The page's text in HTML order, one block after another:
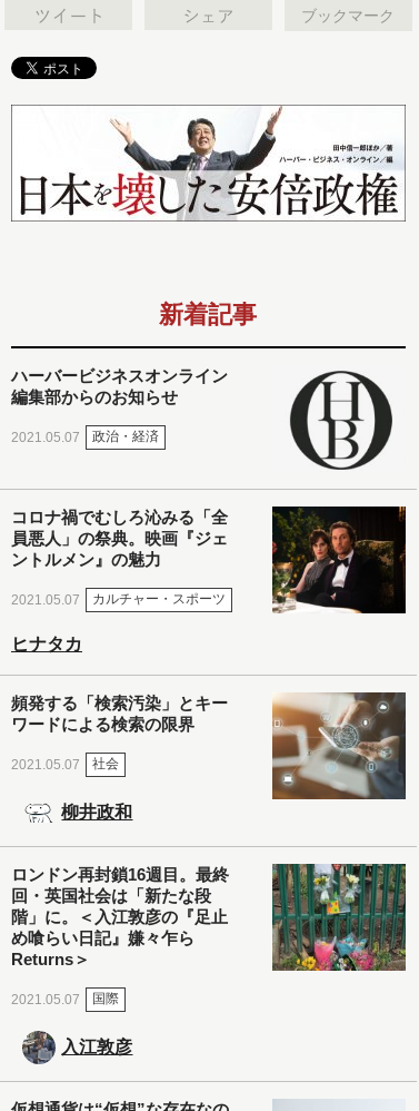
ブックマーク
新着記事
ハーバービジネスオンライン
編集部からのお知らせ
2021.05.07 政治・経済
コロナ禍でむしろ沁みる「全
員悪人」の祭典。映画『ジェ
ントルメン』の魅力
2021.05.07 カルチャー・スポーツ
ヒナタカ
頻発する「検索汚染」とキー
ワードによる検索の限界
2021.05.07 社会
柳井政和
ロンドン再封鎖16週目。最終
回・英国社会は「新たな段
階」に。＜入江敦彦の『足止
め喰らい日記』嫌々乍ら
Returns＞
2021.05.07 国際
入江敦彦